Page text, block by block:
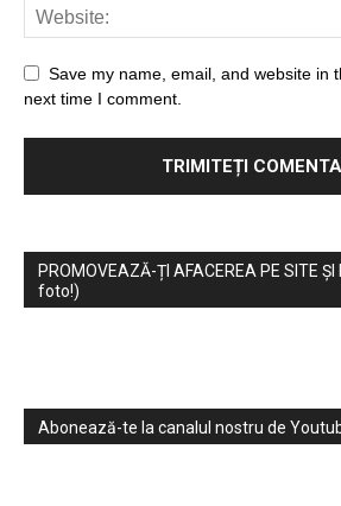
Save my name, email, and website in
next time I comment.
PROMOVEAZĂ-ȚI AFACEREA PE SITE
foto!)
Abonează-te la canalul nostru de